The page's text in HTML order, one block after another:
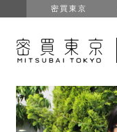
密買東京